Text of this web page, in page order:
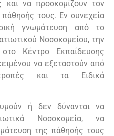
και να προσκομίζουν τον
τους. Εν συνεχεία
γνωμάτευση από το
Νοσοκομείου, την
Κέντρο Εκπαίδευσης
να εξεταστούν από
και τα Ειδικά
ή δεν δύνανται να
Νοσοκομεία, να
της πάθησής τους